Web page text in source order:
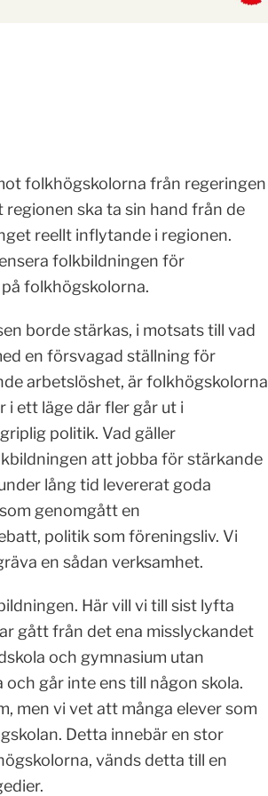
folkhögskolorna från regeringen
regionen ska ta sin hand från de
reellt inflytande i regionen.
folkbildningen för
folkhögskolorna.
borde stärkas, i motsats till vad
en försvagad ställning för
arbetslöshet, är folkhögskolorna
i ett läge där fler går ut i
politik. Vad gäller
att jobba för stärkande
lång tid levererat goda
genomgått en
politik som föreningsliv. Vi
en sådan verksamhet.
Här vill vi till sist lyfta
gått från det ena misslyckandet
och gymnasium utan
går inte ens till någon skola.
men vi vet att många elever som
Detta innebär en stor
vänds detta till en